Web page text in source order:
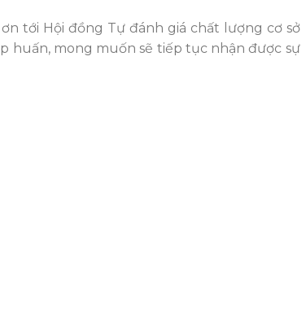
tới Hội đồng Tự đánh giá chất lượng cơ sở
mong muốn sẽ tiếp tục nhận được sự